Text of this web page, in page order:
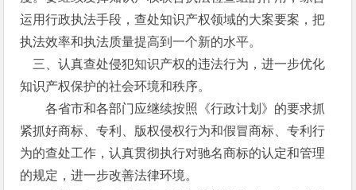
运用行政执法手段，查处知识产权领域的大案要案，把
执法效率和执法质量提高到一个新的水平。
三、认真查处侵犯知识产权的违法行为，进一步优化
知识产权保护的社会环境和秩序。
各省市和各部门应继续按照《行政计划》的要求抓
紧抓好商标、专利、版权侵权行为和假冒商标、专利行
为的查处工作，认真贯彻执行对驰名商标的认定和管理
的规定，进一步改善法律环境。